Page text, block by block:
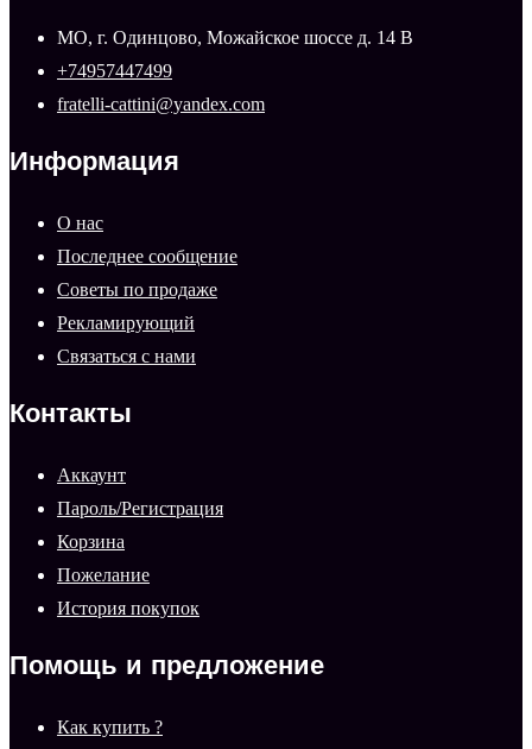
МО, г. Одинцово, Можайское шоссе д. 14 В
+74957447499
fratelli-cattini@yandex.com
Информация
О нас
Последнее сообщение
Советы по продаже
Рекламирующий
Связаться с нами
Контакты
Аккаунт
Пароль/Регистрация
Корзина
Пожелание
История покупок
Помощь и предложение
Как купить ?